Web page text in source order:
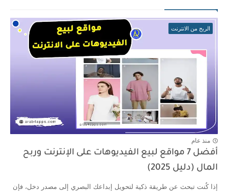
الربح من الانترنت
منذ عام
أفضل 7 مواقع لبيع الفيديوهات على الإنترنت وربح
المال (دليل 2025)
إذا كُنت تبحث عن طريقة ذكية لتحويل إبداعك البصري إلى مصدر دخل، فإن